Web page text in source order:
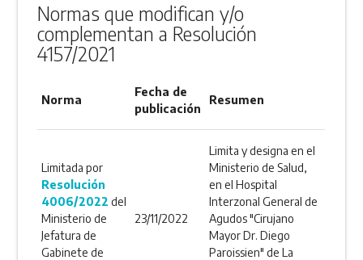
Normas que modifican y/o
complementan a Resolución
4157/2021
Norma
Fecha de
publicación
Resumen
Limitada por
Resolución
4006/2022 del
Ministerio de
Jefatura de
Gabinete de
23/11/2022
Limita y designa en el
Ministerio de Salud,
en el Hospital
Interzonal General de
Agudos "Cirujano
Mayor Dr. Diego
Paroissien" de La